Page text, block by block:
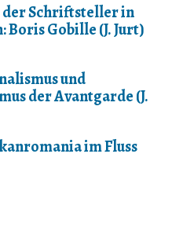
der Schriftsteller in
Boris Gobille (J. Jurt)
und
der Avantgarde (J.
im Fluss